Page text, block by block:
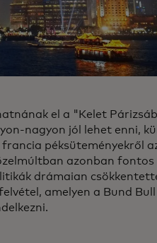
el a "Kelet
nagyon jól lehet enni,
péksüteményekről
azonban fontos
drámaian
amelyen a Bund